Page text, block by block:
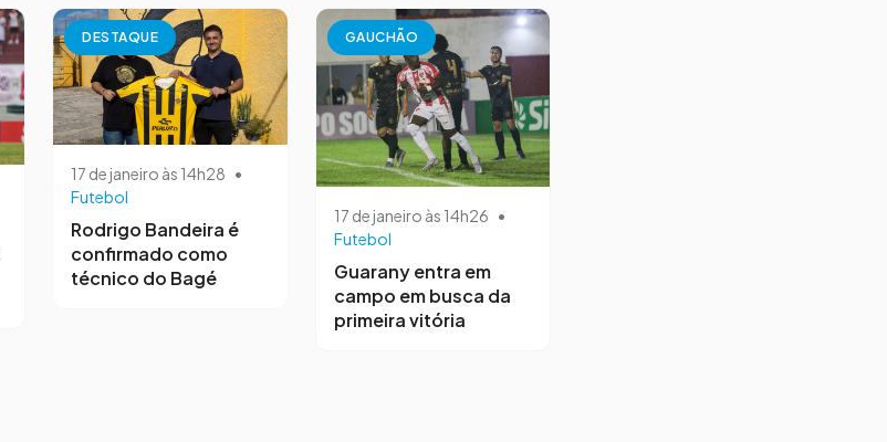
DESTAQUE
17 de janeiro às 14h28 •
Futebol
Rodrigo Bandeira é
confirmado como
técnico do Bagé
GAUCHÃO
17 de janeiro às 14h26 •
Futebol
Guarany entra em
campo em busca da
primeira vitória